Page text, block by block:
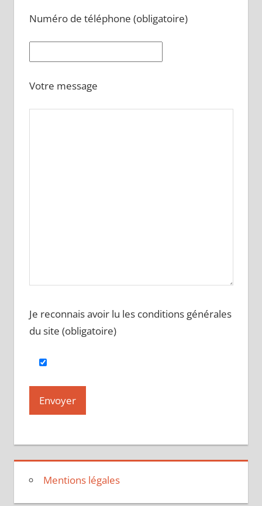
Numéro de téléphone (obligatoire)
Votre message
Je reconnais avoir lu les conditions générales
du site (obligatoire)
Mentions légales